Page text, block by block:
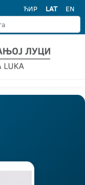
ЋИР LAT EN